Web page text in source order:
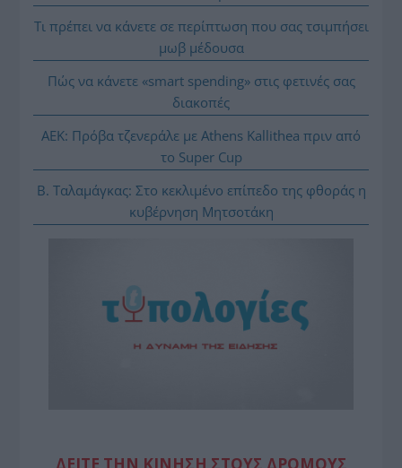
Τι πρέπει να κάνετε σε περίπτωση που σας τσιμπήσει
μωβ μέδουσα
Πώς να κάνετε «smart spending» στις φετινές σας
διακοπές
ΑΕΚ: Πρόβα τζενεράλε με Athens Kallithea πριν από
το Super Cup
Β. Ταλαμάγκας: Στο κεκλιμένο επίπεδο της φθοράς η
κυβέρνηση Μητσοτάκη